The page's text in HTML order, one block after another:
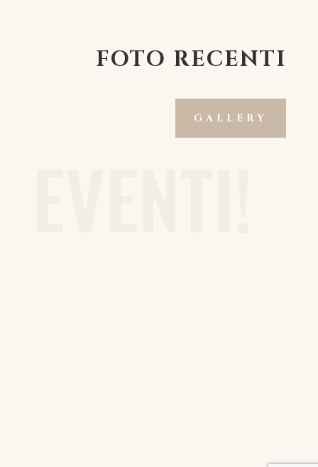
FOTO RECENTI
GALLERY